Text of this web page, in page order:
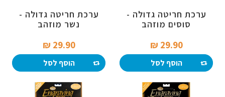
ערכת חריטה גדולה -
סוסים מוזהב
29.90 ₪‎
הוסף לסל
ערכת חריטה גדולה -
נשר מוזהב
29.90 ₪‎
הוסף לסל